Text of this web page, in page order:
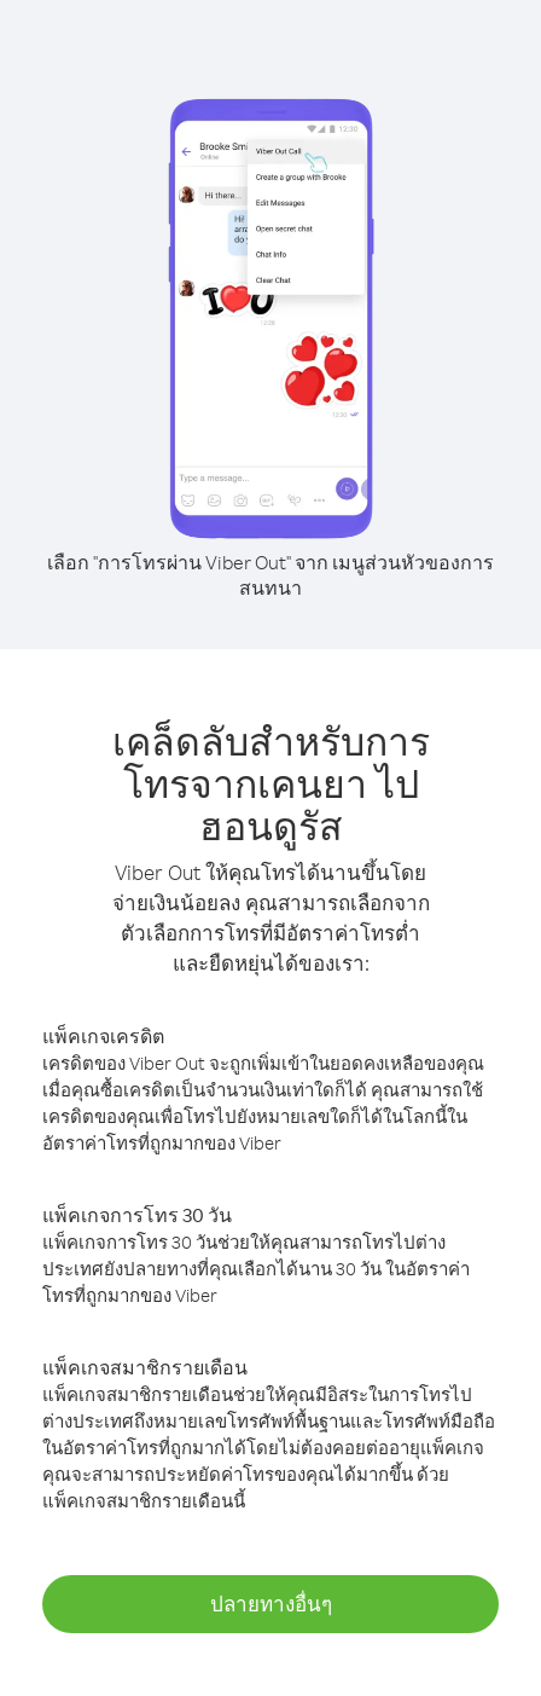
เลือก "การโทรผ่าน Viber Out" จาก เมนูส่วนหัวของการ
สนทนา
เคล็ดลับสำหรับการ
โทรจากเคนยา ไป
ฮอนดูรัส
Viber Out ให้คุณโทรได้นานขึ้นโดย
จ่ายเงินน้อยลง คุณสามารถเลือกจาก
ตัวเลือกการโทรที่มีอัตราค่าโทรต่ำ
และยืดหยุ่นได้ของเรา:
แพ็คเกจเครดิต
เครดิตของ Viber Out จะถูกเพิ่มเข้าในยอดคงเหลือของคุณ
เมื่อคุณซื้อเครดิตเป็นจำนวนเงินเท่าใดก็ได้ คุณสามารถใช้
เครดิตของคุณเพื่อโทรไปยังหมายเลขใดก็ได้ในโลกนี้ใน
อัตราค่าโทรที่ถูกมากของ Viber
แพ็คเกจการโทร 30 วัน
แพ็คเกจการโทร 30 วันช่วยให้คุณสามารถโทรไปต่าง
ประเทศยังปลายทางที่คุณเลือกได้นาน 30 วัน ในอัตราค่า
โทรที่ถูกมากของ Viber
แพ็คเกจสมาชิกรายเดือน
แพ็คเกจสมาชิกรายเดือนช่วยให้คุณมีอิสระในการโทรไป
ต่างประเทศถึงหมายเลขโทรศัพท์พื้นฐานและโทรศัพท์มือถือ
ในอัตราค่าโทรที่ถูกมากได้โดยไม่ต้องคอยต่ออายุแพ็คเกจ
คุณจะสามารถประหยัดค่าโทรของคุณได้มากขึ้น ด้วย
แพ็คเกจสมาชิกรายเดือนนี้
ปลายทางอื่นๆ